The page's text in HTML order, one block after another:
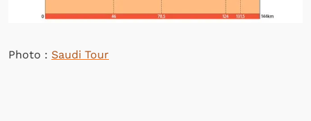
Photo : Saudi Tour